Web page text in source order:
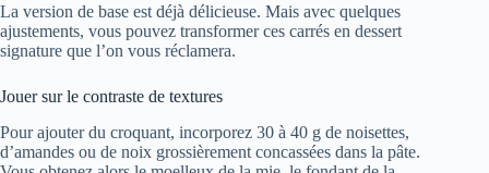
La version de base est déjà délicieuse. Mais avec quelques
ajustements, vous pouvez transformer ces carrés en dessert
signature que l’on vous réclamera.
Jouer sur le contraste de textures
Pour ajouter du croquant, incorporez 30 à 40 g de noisettes,
d’amandes ou de noix grossièrement concassées dans la pâte.